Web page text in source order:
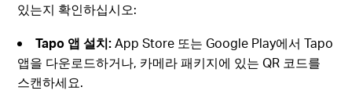
있는지 확인하십시오:
Tapo 앱 설치:App Store 또는 Google Play에서 Tapo
앱을 다운로드하거나, 카메라 패키지에 있는 QR 코드를
스캔하세요.